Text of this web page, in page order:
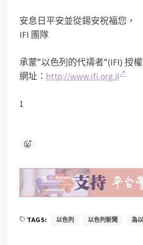
安息日平安並從錫安祝福您，
IFI 團隊
承蒙”以色列的代禱者”(IFI) 授
網址： http://www.ifi.org.il
1
TAGS: 以色列 以色列新聞 為